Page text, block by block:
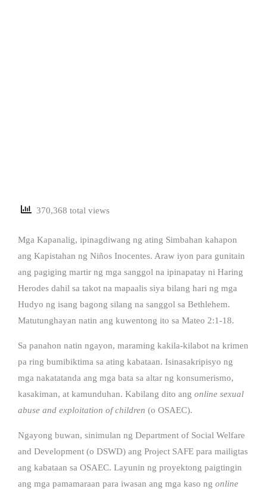
370,368 total views
Mga Kapanalig, ipinagdiwang ng ating Simbahan kahapon
ang Kapistahan ng Niños Inocentes. Araw iyon para gunitain
ang pagiging martir ng mga sanggol na ipinapatay ni Haring
Herodes dahil sa takot na mapaalis siya bilang hari ng mga
Hudyo ng isang bagong silang na sanggol sa Bethlehem.
Matutunghayan natin ang kuwentong ito sa Mateo 2:1-18.
Sa panahon natin ngayon, maraming kakila-kilabot na krimen
pa ring bumibiktima sa ating kabataan. Isinasakripisyo ng
mga nakatatanda ang mga bata sa altar ng konsumerismo,
kasakiman, at kamunduhan. Kabilang dito ang online sexual
abuse and exploitation of children (o OSAEC).
Ngayong buwan, sinimulan ng Department of Social Welfare
and Development (o DSWD) ang Project SAFE para mailigtas
ang kabataan sa OSAEC. Layunin ng proyektong paigtingin
ang mga pamamaraan para iwasan ang mga kaso ng online